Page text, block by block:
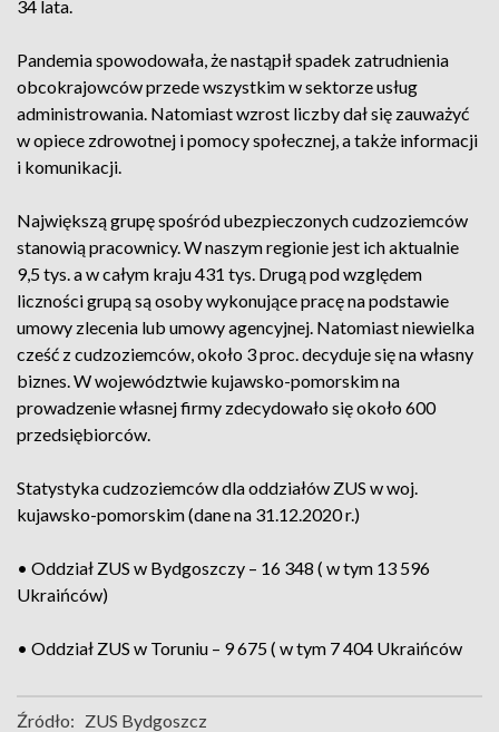
34 lata.
Pandemia spowodowała, że nastąpił spadek zatrudnienia
obcokrajowców przede wszystkim w sektorze usług
administrowania. Natomiast wzrost liczby dał się zauważyć
w opiece zdrowotnej i pomocy społecznej, a także informacji
i komunikacji.
Największą grupę spośród ubezpieczonych cudzoziemców
stanowią pracownicy. W naszym regionie jest ich aktualnie
9,5 tys. a w całym kraju 431 tys. Drugą pod względem
liczności grupą są osoby wykonujące pracę na podstawie
umowy zlecenia lub umowy agencyjnej. Natomiast niewielka
cześć z cudzoziemców, około 3 proc. decyduje się na własny
biznes. W województwie kujawsko-pomorskim na
prowadzenie własnej firmy zdecydowało się około 600
przedsiębiorców.
Statystyka cudzoziemców dla oddziałów ZUS w woj.
kujawsko-pomorskim (dane na 31.12.2020 r.)
• Oddział ZUS w Bydgoszczy – 16 348 ( w tym 13 596
Ukraińców)
• Oddział ZUS w Toruniu – 9 675 ( w tym 7 404 Ukraińców
Źródło: ZUS Bydgoszcz